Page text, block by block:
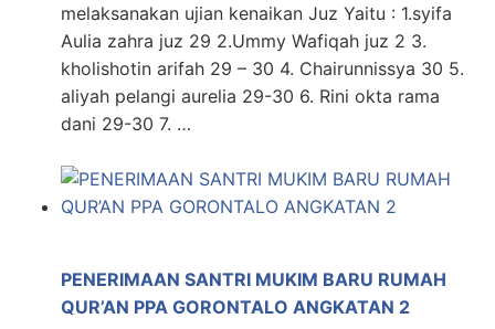
melaksanakan ujian kenaikan Juz Yaitu : 1.syifa
Aulia zahra juz 29 2.Ummy Wafiqah juz 2 3.
kholishotin arifah 29 – 30 4. Chairunnissya 30 5.
aliyah pelangi aurelia 29-30 6. Rini okta rama
dani 29-30 7. …
PENERIMAAN SANTRI MUKIM BARU RUMAH
QUR’AN PPA GORONTALO ANGKATAN 2